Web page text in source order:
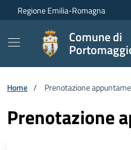
Vai ai contenuti
Vai al footer
Regione Emilia-Romagna
Comune di
Home / Prenotazione
Prenotazione